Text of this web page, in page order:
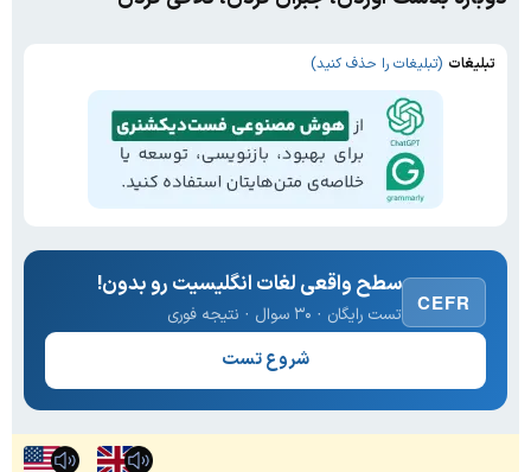
تبلیغات (تبلیغات را حذف کنید)
CEFR
سطح واقعی لغات انگلیسیت رو بدون!
تست رایگان · ۳۰ سوال · نتیجه فوری
شروع تست